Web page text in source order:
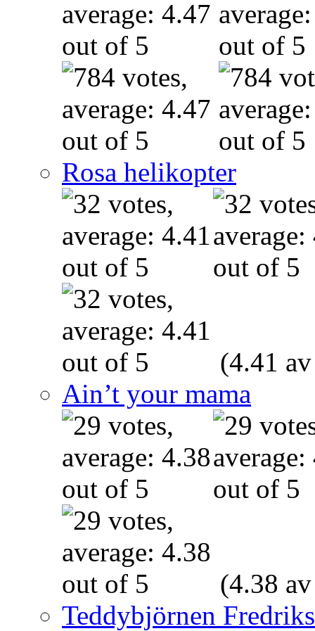
Rosa helikopter
(4.41
Ain’t your mama
(4.38
Teddybjörnen